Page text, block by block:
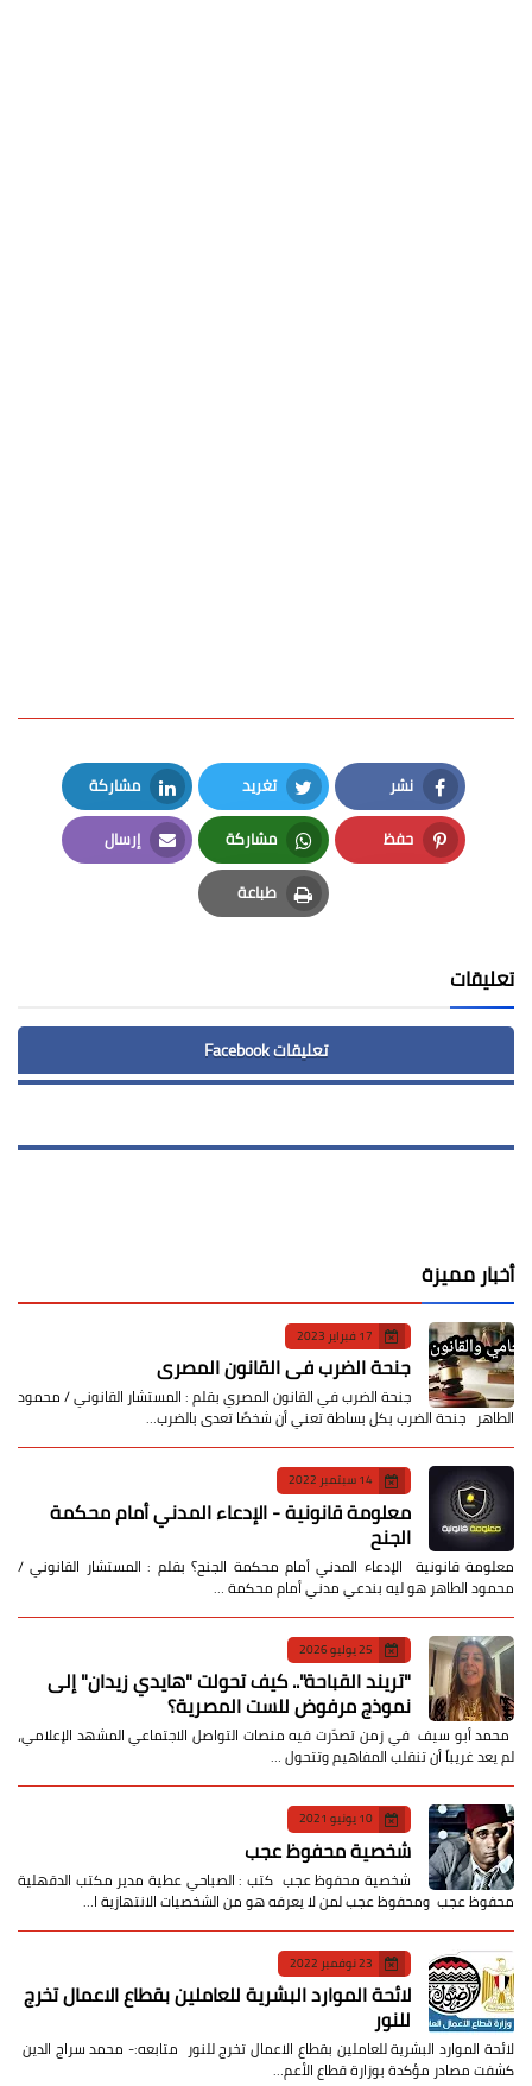
نشر
Facebook
تغريد
Twitter
مشاركة
LinkedIn
حفظ
Pinterest
مشاركة
Whatsapp
إرسال
Email
طباعة
Print
تعليقات
تعليقات Facebook
أخبار مميزة
17 فبراير 2023
جنحة الضرب في القانون المصري
جنحة الضرب في القانون المصري بقلم : المستشار القانوني / محمود
الطاهر جنحة الضرب بكل بساطة تعني أن شخصًا تعدى بالضرب…
14 سبتمبر 2022
معلومة قانونية - الإدعاء المدني أمام محكمة
الجنح
معلومة قانونية الإدعاء المدني أمام محكمة الجنح؟ بقلم : المستشار القانوني /
محمود الطاهر هو ليه بندعي مدني أمام محكمة …
25 يوليو 2026
​"تريند القباحة".. كيف تحولت "هايدي زيدان" إلى
نموذج مرفوض للست المصرية؟
​ محمد أبو سيف ​في زمن تصدّرت فيه منصات التواصل الاجتماعي المشهد الإعلامي،
لم يعد غريباً أن تنقلب المفاهيم وتتحول …
10 يونيو 2021
شخصية محفوظ عجب
شخصية محفوظ عجب كتب : الصباحي عطية مدير مكتب الدقهلية
محفوظ عجب ومحفوظ عجب لمن لا يعرفه هو من الشخصيات الانتهازية ا…
23 نوفمبر 2022
لائحة الموارد البشرية للعاملين بقطاع الاعمال تخرج
للنور
لائحة الموارد البشرية للعاملين بقطاع الاعمال تخرج للنور متابعه:- محمد سراج الدين
كشفت مصادر مؤكدة بوزارة قطاع الأعم…